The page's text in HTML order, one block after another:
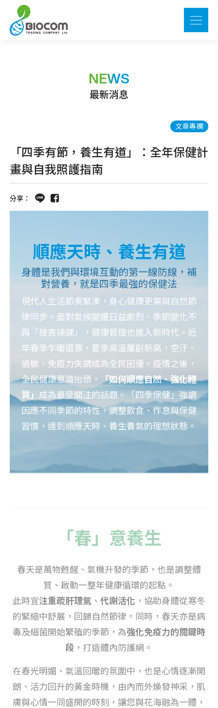
NEWS
最新消息
文章專欄
「四季有節，養生有道」：全年保健計
畫與自我照護指南
分享：
順應天時、養生有道
身體是我們與環境互動的第一線防線，補
對營養，就是四季最強的保健法
現代人生活節奏緊湊，身心健康更需與自然節
律同步。 面對氣候變遷日益劇烈、季節變化不
再「按表操課」，健康管理也進入新時代。近
年春季乍暖還寒、夏季高溫屢創新高，空汙、
過敏、免疫力失調成為全民困擾。疫情之後，
全民健康意識抬頭，
「如何順應自然、強化體
質」 成為最受關注的話題。「四季保健」強調
因應不同季節的特性，調整飲食、作息與保健
習慣，達到順應天時、養生養氣的理想狀態。
「春」意養生
春天是萬物甦醒、氣機升發的季節，也是調整體
質、啟動一整年健康循環的起點。
此時宜注重疏肝理氣 、 代謝活化 ，協助身體從寒冬
的緊縮中舒展，回歸自然節律。同時，春天亦是病
毒及細菌開始繁殖的季節，為強化免疫力的關鍵時
段 ，打造體內防護網。
在春光明媚、氣溫回暖的氛圍中，也是心情逐漸開
朗、活力回升的黃金時機，由內而外煥發神采，肌
膚與心情一同盛開的時刻，讓您與花海融為一體，